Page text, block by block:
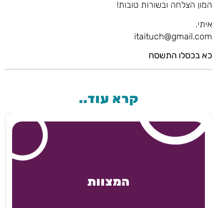
המון הצלחה ובשורות טובות!
איתי.
itaituch@gmail.com
כא בכסלו התשסח
קרא עוד..
המצוות